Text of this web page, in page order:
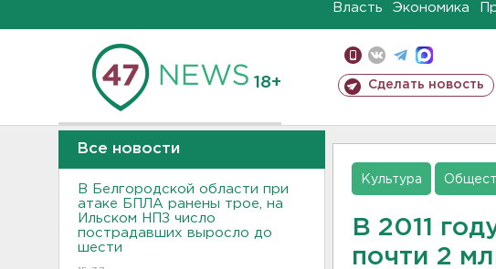
Власть Экономика
18+ Сделать новость
Все новости
В Белгородской области при
атаке БПЛА ранены трое, на
Ильском НПЗ число
пострадавших выросло до
шести
Культура
В 2011
почти 2